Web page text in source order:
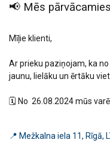
📢 Mēs
Mīļie klienti,
Ar prieku paziņojam, ka
jaunu, lielāku un ērtāku
🗓️ No 26.08.2024 mūs
📍 Mežkalna iela 11, Rīgā,